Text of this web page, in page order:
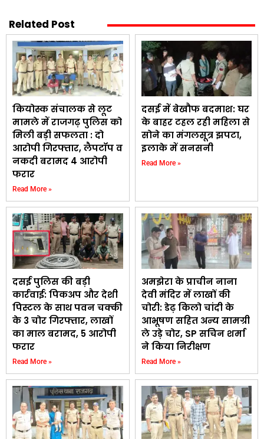
Related Post
कियोस्क संचालक से लूट
मामले में राजगढ़ पुलिस को
मिली बड़ी सफलता : दो
आरोपी गिरफ्तार, लैपटॉप व
नकदी बरामद 4 आरोपी
फरार
Read More »
दसई में बेखौफ बदमाश: घर
के बाहर टहल रही महिला से
सोने का मंगलसूत्र झपटा,
इलाके में सनसनी
Read More »
दसई पुलिस की बड़ी
कार्रवाई: पिकअप और देशी
पिस्टल के साथ पवन चक्की
के 3 चोर गिरफ्तार, लाखों
का माल बरामद, 5 आरोपी
फरार
Read More »
अमझेरा के प्राचीन नाना
देवी मंदिर में लाखों की
चोरी: डेढ़ किलो चांदी के
आभूषण सहित अन्य सामग्री
ले उड़े चोर, SP सचिन शर्मा
ने किया निरीक्षण
Read More »